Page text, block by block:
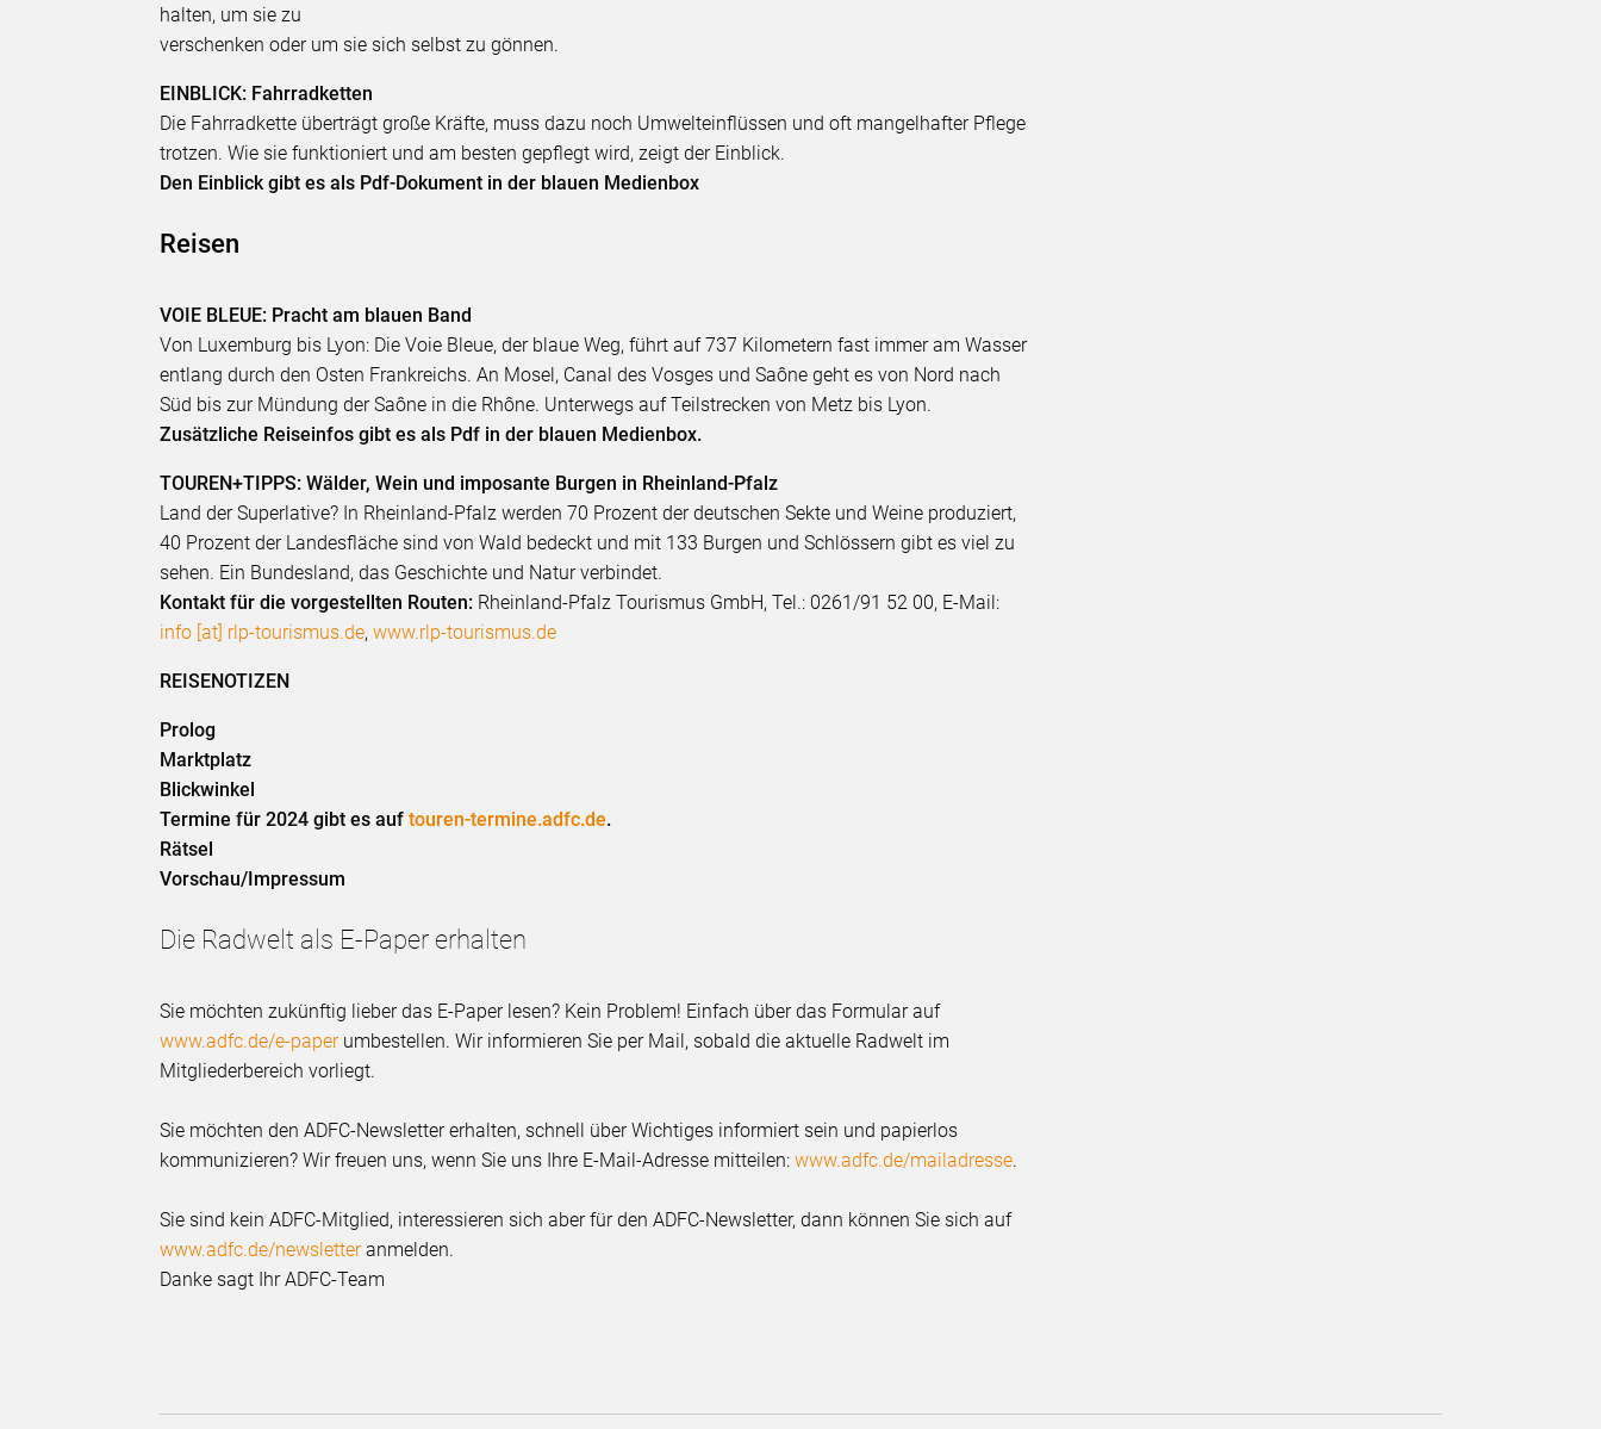
halten, um sie zu
verschenken oder um sie sich selbst zu gönnen.
EINBLICK: Fahrradketten
Die Fahrradkette überträgt große Kräfte, muss dazu noch Umwelteinflüssen und oft mangelhafter Pflege
trotzen. Wie sie funktioniert und am besten gepflegt wird, zeigt der Einblick.
Den Einblick gibt es als Pdf-Dokument in der blauen Medienbox
Reisen
VOIE BLEUE: Pracht am blauen Band
Von Luxemburg bis Lyon: Die Voie Bleue, der blaue Weg, führt auf 737 Kilometern fast immer am Wasser
entlang durch den Osten Frankreichs. An Mosel, Canal des Vosges und Saône geht es von Nord nach
Süd bis zur Mündung der Saône in die Rhône. Unterwegs auf Teilstrecken von Metz bis Lyon.
Zusätzliche Reiseinfos gibt es als Pdf in der blauen Medienbox.
TOUREN+TIPPS: Wälder, Wein und imposante Burgen in Rheinland-Pfalz
Land der Superlative? In Rheinland-Pfalz werden 70 Prozent der deutschen Sekte und Weine produziert,
40 Prozent der Landesfläche sind von Wald bedeckt und mit 133 Burgen und Schlössern gibt es viel zu
sehen. Ein Bundesland, das Geschichte und Natur verbindet.
Kontakt für die vorgestellten Routen: Rheinland-Pfalz Tourismus GmbH, Tel.: 0261/91 52 00, E-Mail:
info [at] rlp-tourismus.de,www.rlp-tourismus.de
REISENOTIZEN
Prolog
Marktplatz
Blickwinkel
Termine für 2024 gibt es auftouren-termine.adfc.de.
Rätsel
Vorschau/Impressum
Die Radwelt als E-Paper erhalten
Sie möchten zukünftig lieber das E-Paper lesen? Kein Problem! Einfach über das Formular auf
www.adfc.de/e-paperumbestellen. Wir informieren Sie per Mail, sobald die aktuelle Radwelt im
Mitgliederbereich vorliegt.
Sie möchten den ADFC-Newsletter erhalten, schnell über Wichtiges informiert sein und papierlos
kommunizieren? Wir freuen uns, wenn Sie uns Ihre E-Mail-Adresse mitteilen:www.adfc.de/mailadresse.
Sie sind kein ADFC-Mitglied, interessieren sich aber für den ADFC-Newsletter, dann können Sie sich auf
www.adfc.de/newsletteranmelden.
Danke sagt Ihr ADFC-Team